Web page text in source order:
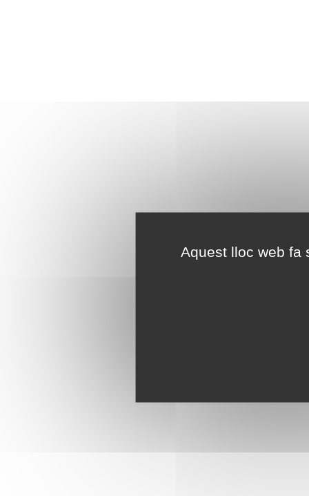
Aquest lloc web fa